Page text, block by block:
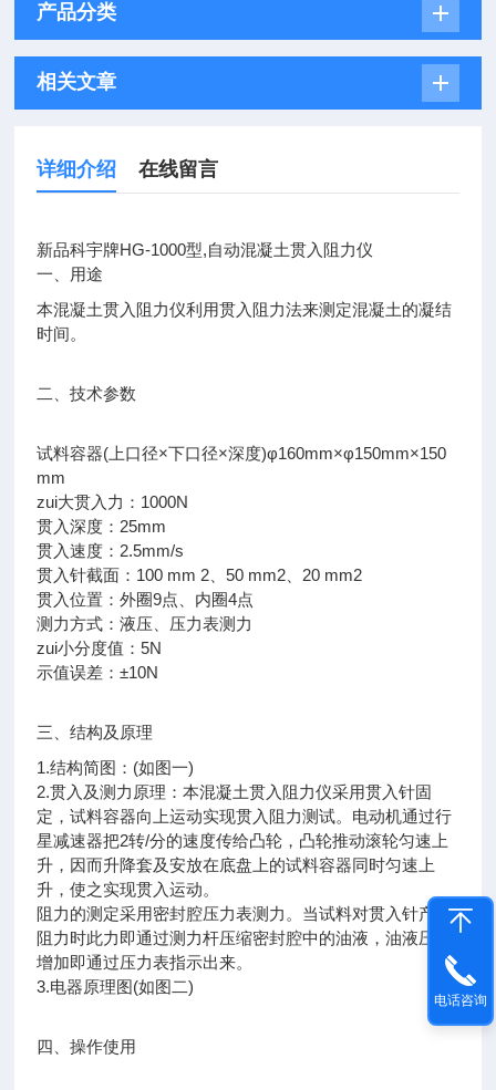
产品分类
相关文章
详细介绍 在线留言
新品科宇牌HG-1000型,自动混凝土贯入阻力仪
一、用途
本混凝土贯入阻力仪利用贯入阻力法来测定混凝土的凝结
时间。
二、技术参数
试料容器(上口径×下口径×深度)φ160mm×φ150mm×150
mm
zui大贯入力：1000N
贯入深度：25mm
贯入速度：2.5mm/s
贯入针截面：100 mm 2、50 mm2、20 mm2
贯入位置：外圈9点、内圈4点
测力方式：液压、压力表测力
zui小分度值：5N
示值误差：±10N
三、结构及原理
1.结构简图：(如图一)
2.贯入及测力原理：本混凝土贯入阻力仪采用贯入针固
定，试料容器向上运动实现贯入阻力测试。电动机通过行
星减速器把2转/分的速度传给凸轮，凸轮推动滚轮匀速上
升，因而升降套及安放在底盘上的试料容器同时匀速上
升，使之实现贯入运动。
阻力的测定采用密封腔压力表测力。当试料对贯入针产生
阻力时此力即通过测力杆压缩密封腔中的油液，油液压力
增加即通过压力表指示出来。
3.电器原理图(如图二)
四、操作使用
电话咨询